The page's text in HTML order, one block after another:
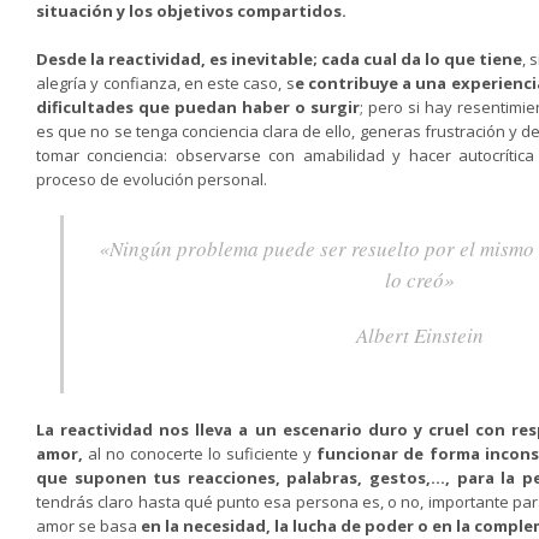
situación y los objetivos compartidos.
Desde la reactividad, es inevitable; cada cual da lo que tiene
alegría y confianza, en este caso, se contribuye a una
dificultades que puedan haber o surgir; pero si hay
es que no se tenga conciencia clara de ello, generas frustración y
tomar conciencia: observarse con amabilidad y hacer
proceso de evolución personal.
«Ningún problema puede ser resuelto por el
lo creó»
Albert Einstein
La reactividad nos lleva a un escenario duro y cruel con
amor, al no conocerte lo suficiente y funcionar de forma
que suponen tus reacciones, palabras, gestos,…, para la
tendrás claro hasta qué punto esa persona es, o no, importante
amor se basa en la necesidad, la lucha de poder o en la